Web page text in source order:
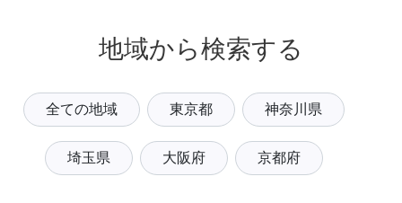
地域から検索する
全ての地域 東京都 神奈川県
埼玉県 大阪府 京都府